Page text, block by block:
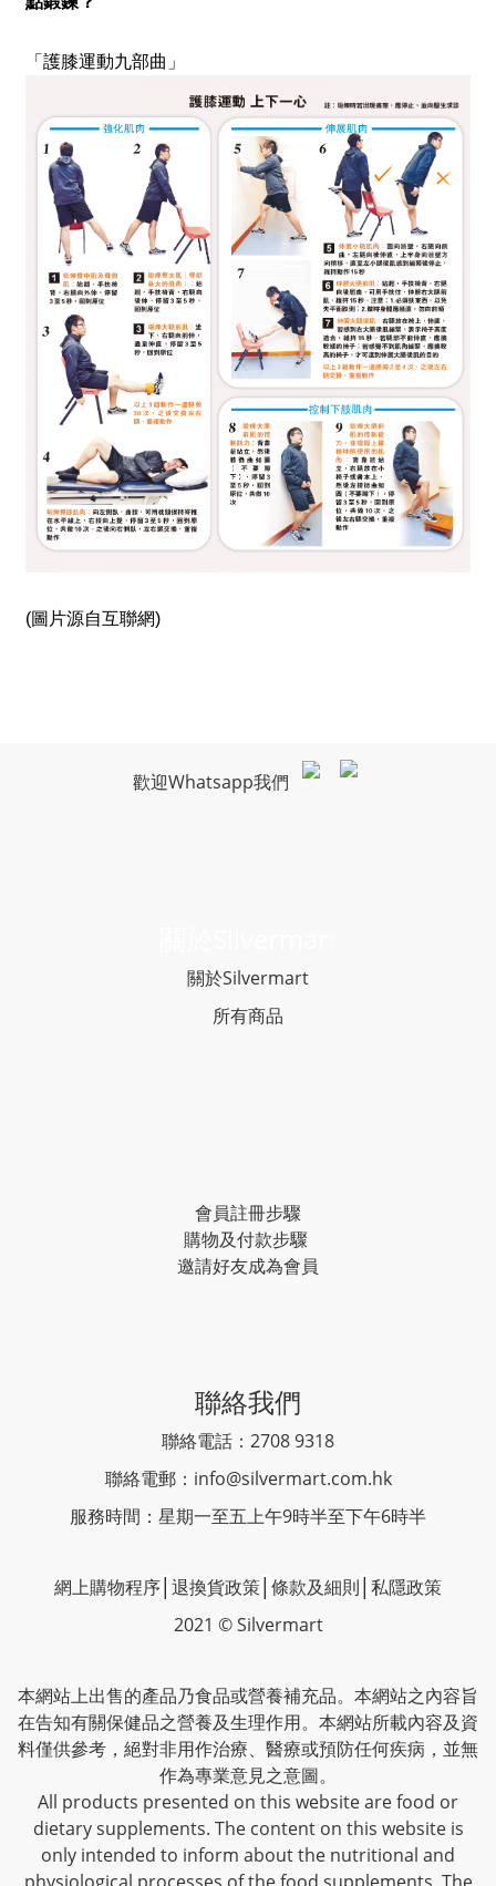
「護膝運動九部曲」
(圖片源自互聯網)
歡迎Whatsapp我們
關於Silvermart
所有商品
會員註冊步驟
購物及付款步驟
邀請好友成為會員
聯絡我們
聯絡電話：2708 9318
聯絡電郵： info@silvermart.com.hk
服務時間：星期一至五上午9時半至下午6時半
網上購物程序 退換貨政策 條款及細則 私隱政策
2021 © Silvermart
本網站上出售的產品乃食品或營養補充品。本網站之內容旨
在告知有關保健品之營養及生理作用。本網站所載內容及資
料僅供參考，絕對非用作治療、醫療或預防任何疾病，並無
作為專業意見之意圖。
All products presented on this website are food or
dietary supplements. The content on this website is
only intended to inform about the nutritional and